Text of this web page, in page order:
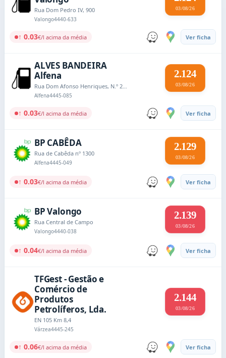
Rua Dom Pedro IV, 900
Valongo4440-633
03/08/26
↑ 0.03€/l acima da média Ver ficha
ALVES BANDEIRA
Alfena
Rua Dom Afonso Henriques, N.º 221
Alfena4445-085
2.124
03/08/26
↑ 0.03€/l acima da média Ver ficha
BP CABÊDA
Rua de Cabêda nº 1300
Alfena4445-049
2.129
03/08/26
↑ 0.03€/l acima da média Ver ficha
BP Valongo
Rua Central de Campo
Valongo4440-038
2.139
03/08/26
↑ 0.04€/l acima da média Ver ficha
TFGest - Gestão e
Comércio de
Produtos
Petrolíferos, Lda.
EN 105 Km 8,4
Várzea4445-245
2.144
03/08/26
↑ 0.06€/l acima da média Ver ficha